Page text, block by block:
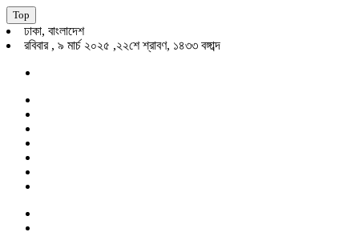
Top
ঢাকা, বাংলাদেশ
রবিবার , ৯ মার্চ ২০২৫ ,২২শে শ্রাবণ, ১৪৩৩ বঙ্গাব্দ